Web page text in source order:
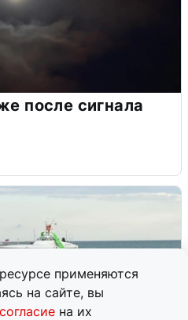
применяются
на сайте, вы
согласие на их
после сигнала